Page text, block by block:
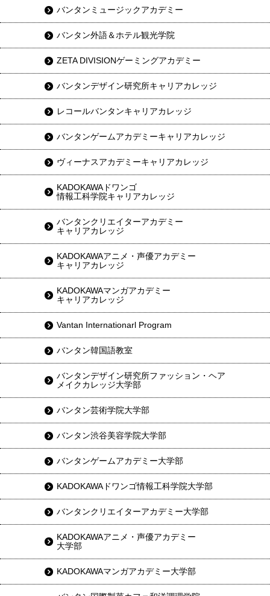
バンタンミュージックアカデミー
バンタン外語＆ホテル観光学院
ZETA DIVISIONゲーミングアカデミー
バンタンデザイン研究所キャリアカレッジ
レコールバンタンキャリアカレッジ
バンタンゲームアカデミーキャリアカレッジ
ヴィーナスアカデミーキャリアカレッジ
KADOKAWAドワンゴ
情報工科学院キャリアカレッジ
バンタンクリエイターアカデミー
キャリアカレッジ
KADOKAWAアニメ・声優アカデミー
キャリアカレッジ
KADOKAWAマンガアカデミー
キャリアカレッジ
Vantan Internationarl Program
バンタン韓国語教室
バンタンデザイン研究所ファッション・ヘア
メイクカレッジ大学部
バンタン芸術学院大学部
バンタン渋谷美容学院大学部
バンタンゲームアカデミー大学部
KADOKAWAドワンゴ情報工科学院大学部
バンタンクリエイターアカデミー大学部
KADOKAWAアニメ・声優アカデミー
大学部
KADOKAWAマンガアカデミー大学部